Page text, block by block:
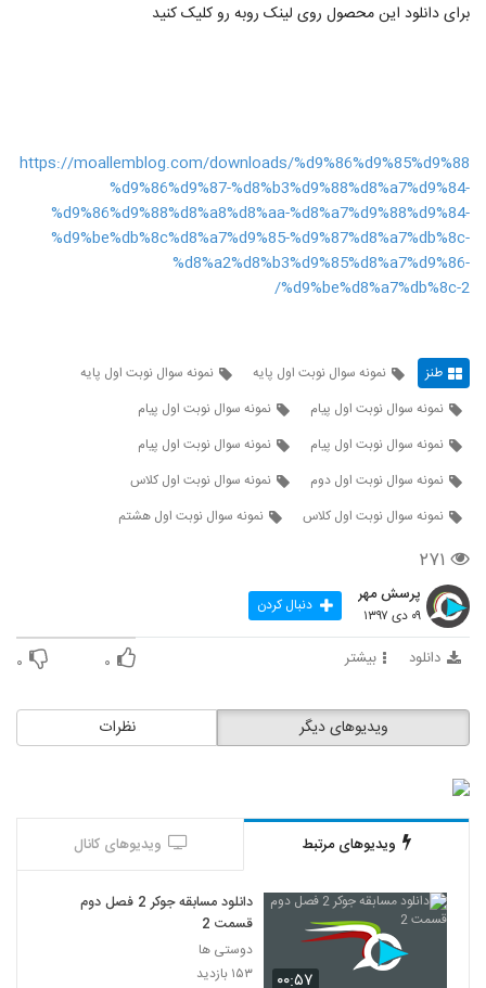
برای دانلود این محصول روی لینک روبه رو کلیک کنید
https://moallemblog.com/downloads/%d9%86%d9%85%d9%88
%d9%86%d9%87-%d8%b3%d9%88%d8%a7%d9%84-
%d9%86%d9%88%d8%a8%d8%aa-%d8%a7%d9%88%d9%84-
%d9%be%db%8c%d8%a7%d9%85-%d9%87%d8%a7%db%8c-
%d8%a2%d8%b3%d9%85%d8%a7%d9%86-
%d9%be%d8%a7%db%8c-2/
طنز نمونه سوال نوبت اول پایه
نمونه سوال نوبت اول پایه
نمونه سوال نوبت اول پیام
نمونه سوال نوبت اول پیام
نمونه سوال نوبت اول پیام
نمونه سوال نوبت اول پیام
نمونه سوال نوبت اول دوم
نمونه سوال نوبت اول کلاس
نمونه سوال نوبت اول کلاس
نمونه سوال نوبت اول هشتم
۲۷۱
پرسش مهر
۰۹ دی ۱۳۹۷ دنبال کردن
دانلود بیشتر ۰ ۰
نظرات ویدیوهای دیگر
ویدیوهای مرتبط ویدیوهای کانال
۰۰:۵۷
دانلود مسابقه جوکر 2 فصل دوم
قسمت 2
دوستی ها
۱۵۳ بازدید